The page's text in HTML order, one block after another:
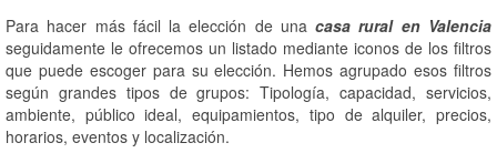
Para hacer más fácil la elección de unacasa rural en Valencia
seguidamente le ofrecemos un listado mediante iconos de los filtros
que puede escoger para su elección. Hemos agrupado esos filtros
según grandes tipos de grupos: Tipología, capacidad, servicios,
ambiente, público ideal, equipamientos, tipo de alquiler, precios,
horarios, eventos y localización.